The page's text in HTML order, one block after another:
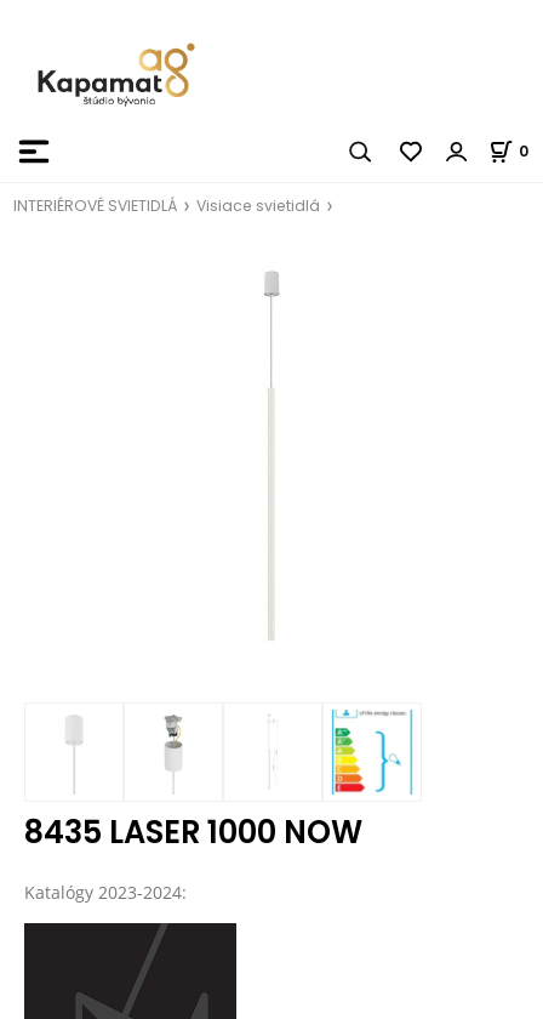
0
INTERIÉROVÉ SVIETIDLÁ Visiace svietidlá
8435 LASER 1000 NOW
Katalógy 2023-2024: